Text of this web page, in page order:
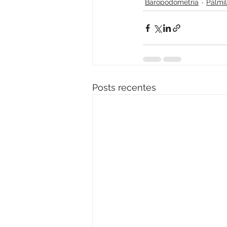
Baropodometria
Posts recentes